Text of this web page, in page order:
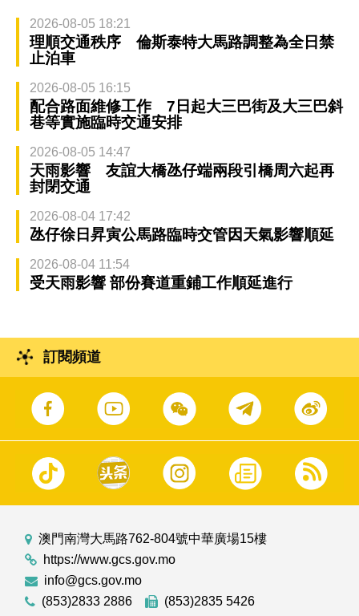
2026-08-05 18:21
理順交通秩序 倫斯泰特大馬路調整為全日禁
止泊車
2026-08-05 16:15
配合路面維修工作 7日起大三巴街及大三巴斜
巷等實施臨時交通安排
2026-08-05 14:47
天雨影響 友誼大橋氹仔端兩段引橋周六起再
封閉交通
2026-08-04 17:42
氹仔徐日昇寅公馬路臨時交管因天氣影響順延
2026-08-04 11:54
受天雨影響 部份賽道重鋪工作順延進行
訂閱頻道
澳門南灣大馬路762-804號中華廣場15樓
https://www.gcs.gov.mo
info@gcs.gov.mo
(853)2833 2886
(853)2835 5426